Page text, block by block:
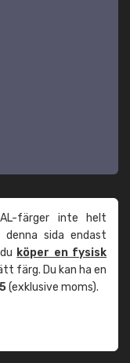
färger inte helt
sida endast
köper en fysisk
färg. Du kan ha en
(exklusive moms).